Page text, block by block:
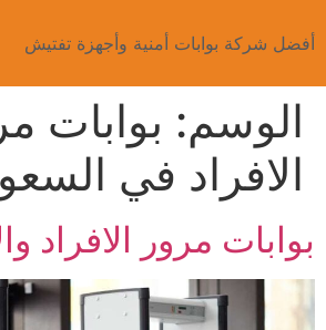
أفضل شركة بوابات أمنية وأجهزة تفتيش
الوسم: بوابات
الافراد في
بوابات مرور الافراد